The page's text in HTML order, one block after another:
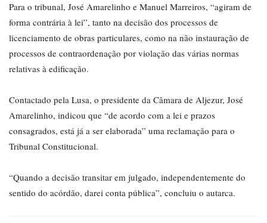
Para o tribunal, José Amarelinho e Manuel Marreiros, “agiram de
forma contrária à lei”, tanto na decisão dos processos de
licenciamento de obras particulares, como na não instauração de
processos de contraordenação por violação das várias normas
relativas à edificação.
Contactado pela Lusa, o presidente da Câmara de Aljezur, José
Amarelinho, indicou que “de acordo com a lei e prazos
consagrados, está já a ser elaborada” uma reclamação para o
Tribunal Constitucional.
“Quando a decisão transitar em julgado, independentemente do
sentido do acórdão, darei conta pública”, concluiu o autarca.